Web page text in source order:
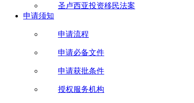
圣卢西亚投资移民法案
申请须知
申请流程
申请必备文件
申请获批条件
授权服务机构